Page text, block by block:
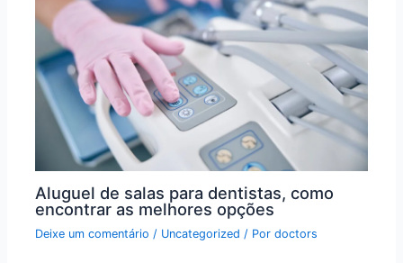
Aluguel de salas para dentistas, como
encontrar as melhores opções
Deixe um comentário / Uncategorized / Pordoctors